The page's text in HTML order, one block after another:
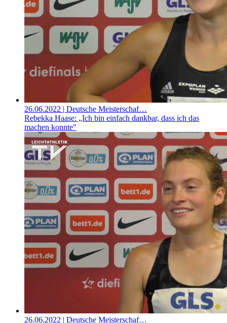
26.06.2022 | Deutsche Meisterschaf…
Rebekka Haase: „Ich bin einfach dankbar, dass ich das
machen konnte"
26.06.2022 | Deutsche Meisterschaf…